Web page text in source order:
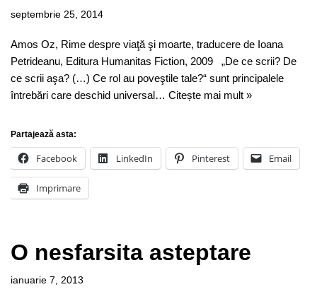
septembrie 25, 2014
Amos Oz, Rime despre viaţă şi moarte, traducere de Ioana
Petrideanu, Editura Humanitas Fiction, 2009 „De ce scrii? De
ce scrii aşa? (…) Ce rol au poveştile tale?“ sunt principalele
întrebări care deschid universal… Citește mai mult »
Partajează asta:
Facebook LinkedIn Pinterest Email
Imprimare
O nesfarsita asteptare
ianuarie 7, 2013